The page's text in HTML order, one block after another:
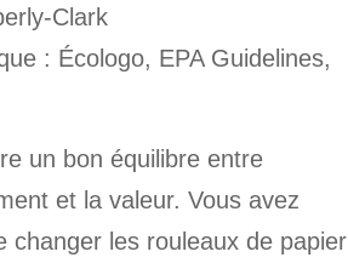
Clark
: Écologo, EPA Guidelines,
un bon équilibre entre
et la valeur. Vous avez
changer les rouleaux de papier